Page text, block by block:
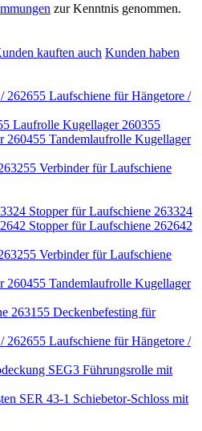
zur Kenntnis genommen.
kauften auch Kunden haben
Laufschiene für Hängetore /
Laufrolle Kugellager 260355
Tandemlaufrolle Kugellager
Verbinder für Laufschiene
Stopper für Laufschiene 263324
Stopper für Laufschiene 262642
Verbinder für Laufschiene
Tandemlaufrolle Kugellager
Deckenbefesting für
Laufschiene für Hängetore /
Führungsrolle mit
Schiebetor-Schloss mit